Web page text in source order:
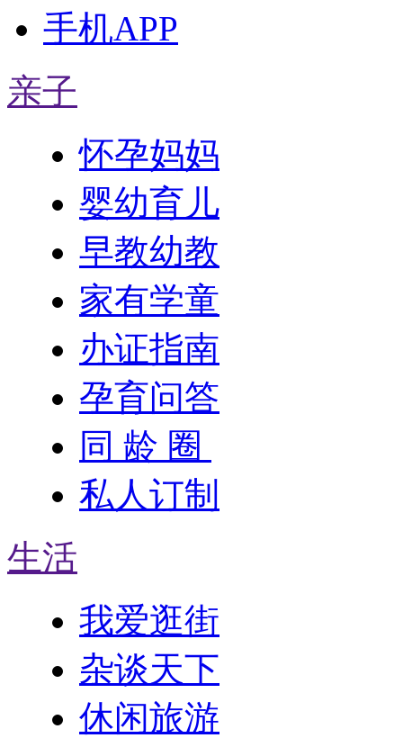
手机APP
亲子
怀孕妈妈
婴幼育儿
早教幼教
家有学童
办证指南
孕育问答
同 龄 圈
私人订制
生活
我爱逛街
杂谈天下
休闲旅游